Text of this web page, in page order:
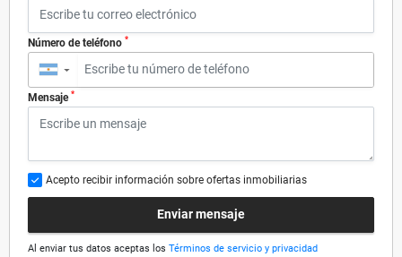
Número de teléfono *
▼
Mensaje *
Acepto recibir información sobre ofertas inmobiliarias
Enviar mensaje
Al enviar tus datos aceptas los Términos de servicio y privacidad